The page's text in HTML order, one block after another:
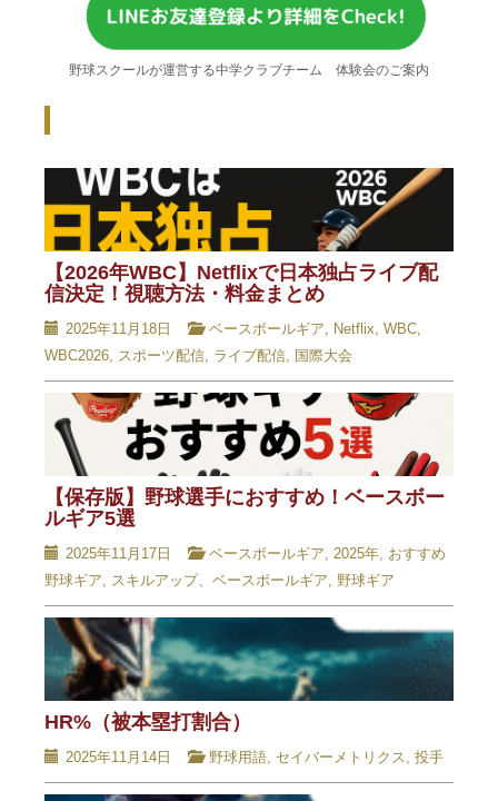
野球スクールが運営する中学クラブチーム 体験会のご案内
【2026年WBC】Netflixで日本独占ライブ配
信決定！視聴方法・料金まとめ
2025年11月18日 ベースボールギア, Netflix, WBC,
WBC2026, スポーツ配信, ライブ配信, 国際大会
【保存版】野球選手におすすめ！ベースボー
ルギア5選
2025年11月17日 ベースボールギア, 2025年, おすすめ
野球ギア, スキルアップ、ベースボールギア, 野球ギア
HR%（被本塁打割合）
2025年11月14日 野球用語, セイバーメトリクス, 投手